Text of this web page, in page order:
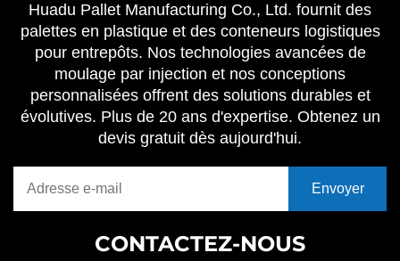
Huadu Pallet Manufacturing Co., Ltd. fournit des
palettes en plastique et des conteneurs logistiques
pour entrepôts. Nos technologies avancées de
moulage par injection et nos conceptions
personnalisées offrent des solutions durables et
évolutives. Plus de 20 ans d'expertise. Obtenez un
devis gratuit dès aujourd'hui.
CONTACTEZ-NOUS